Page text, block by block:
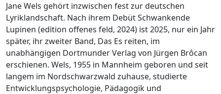
Jane Wels gehört inzwischen fest zur deutschen
Lyriklandschaft. Nach ihrem Debüt Schwankende
Lupinen (edition offenes feld, 2024) ist 2025, nur ein Jahr
später, ihr zweiter Band, Das Es reiten, im
unabhängigen Dortmunder Verlag von Jürgen Brôcan
erschienen. Wels, 1955 in Mannheim geboren und seit
langem im Nordschwarzwald zuhause, studierte
Entwicklungspsychologie, Pädagogik und